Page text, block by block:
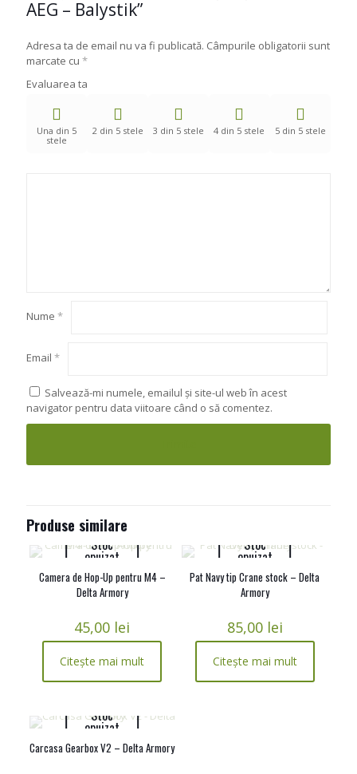
AEG – Balystik”
Adresa ta de email nu va fi publicată. Câmpurile obligatorii sunt
marcate cu *
Evaluarea ta
Una din 5
stele
2 din 5 stele 3 din 5 stele 4 din 5 stele 5 din 5 stele
Nume *
Email *
Salvează-mi numele, emailul și site-ul web în acest
navigator pentru data viitoare când o să comentez.
Produse similare
Stoc
epuizat
Camera de Hop-Up pentru M4 –
Delta Armory
45,00 lei
Citește mai mult
Stoc
epuizat
Pat Navy tip Crane stock – Delta
Armory
85,00 lei
Citește mai mult
Stoc
epuizat
Carcasa Gearbox V2 – Delta Armory